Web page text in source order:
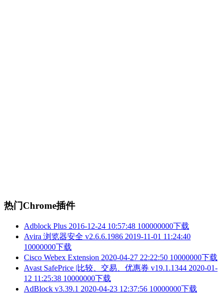
热门Chrome插件
Adblock Plus 2016-12-24 10:57:48 100000000下载
Avira 浏览器安全 v2.6.6.1986 2019-11-01 11:24:40
10000000下载
Cisco Webex Extension 2020-04-27 22:22:50 10000000下载
Avast SafePrice |比较、交易、优惠券 v19.1.1344 2020-01-
12 11:25:38 10000000下载
AdBlock v3.39.1 2020-04-23 12:37:56 10000000下载